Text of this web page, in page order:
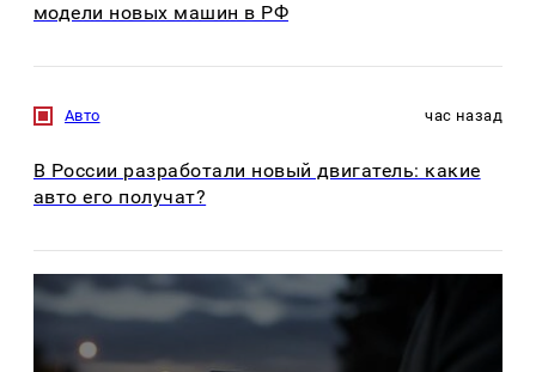
модели новых машин в РФ
Авто час назад
В России разработали новый двигатель: какие
авто его получат?